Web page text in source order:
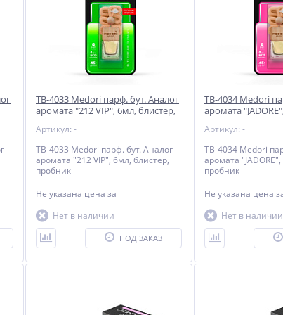
подвеска
в коричневом
в крафтовой
с мини-брелоком
цена
TB-4033 Medori парф. бут. Аналог
аромата "212 VIP", 6мл, блистер,
Артикул: -
TB-4033 Medori парф. бут. Аналог
аромата "212 VIP", 6мл, блистер,
пробник
Не указана цена за
Нет в наличии
ПОД ЗАКАЗ
TB-4034 Medori
аромата
Артикул: -
TB-4034 Medori
аромата
пробник
Не указана цена
Нет в наличии